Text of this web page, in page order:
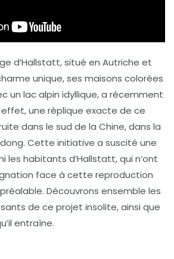
d’Hallstatt, situé en Autriche et
unique, ses maisons colorées
un lac alpin idyllique, a récemment
effet, une réplique exacte de ce
dans le sud de la Chine, dans la
Cette initiative a suscité une
les habitants d’Hallstatt, qui n’ont
face à cette reproduction
Découvrons ensemble les
de ce projet insolite, ainsi que
entraîne.